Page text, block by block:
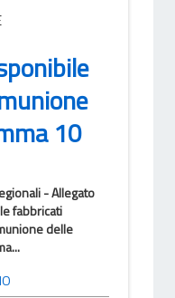
10
- Allegato
fabbricati
delle